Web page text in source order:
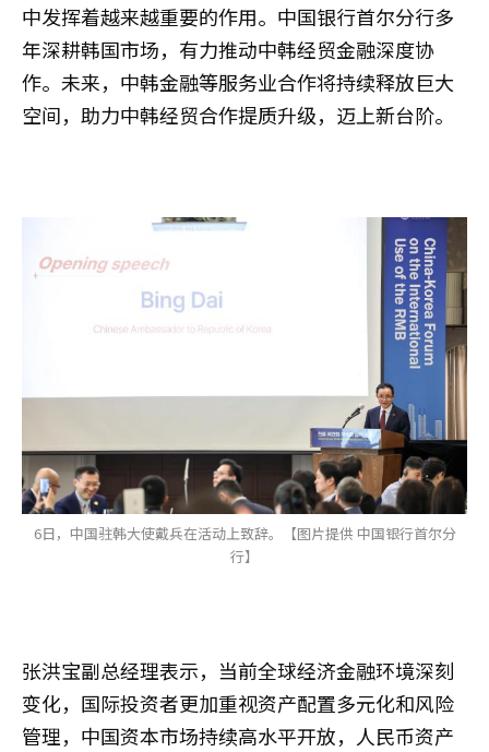
中发挥着越来越重要的作用。中国银行首尔分行多
年深耕韩国市场，有力推动中韩经贸金融深度协
作。未来，中韩金融等服务业合作将持续释放巨大
空间，助力中韩经贸合作提质升级，迈上新台阶。
6日，中国驻韩大使戴兵在活动上致辞。【图片提供 中国银行首尔分
行】
张洪宝副总经理表示，当前全球经济金融环境深刻
变化，国际投资者更加重视资产配置多元化和风险
管理，中国资本市场持续高水平开放，人民币资产